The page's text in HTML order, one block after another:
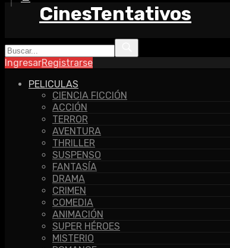
CinesTentativos
IngresarRegistrarse
PELICULAS
CIENCIA FICCIÓN
ACCIÓN
TERROR
AVENTURA
THRILLER
SUSPENSO
FANTASÍA
DRAMA
CRIMEN
COMEDIA
ANIMACIÓN
SUPER HÉROES
MISTERIO